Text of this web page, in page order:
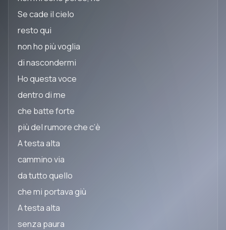
Se cade il cielo
resto qui
non ho più voglia
di nascondermi
Ho questa voce
dentro di me
che batte forte
più del rumore che c’è
A testa alta
cammino via
da tutto quello
che mi portava giù
A testa alta
senza paura